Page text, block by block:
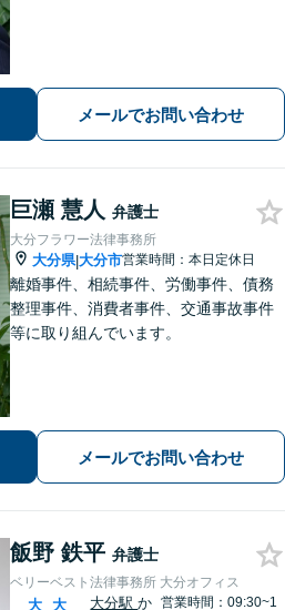
どお任せください
メールでお問い合わせ
巨瀬 慧人 弁護士
大分フラワー法律事務所
大分県|大分市営業時間：本日定休日
離婚事件、相続事件、労働事件、債務
整理事件、消費者事件、交通事故事件
等に取り組んでいます。
メールでお問い合わせ
飯野 鉄平 弁護士
ベリーベスト法律事務所 大分オフィス
大 大
大分駅か 営業時間：09:30~1